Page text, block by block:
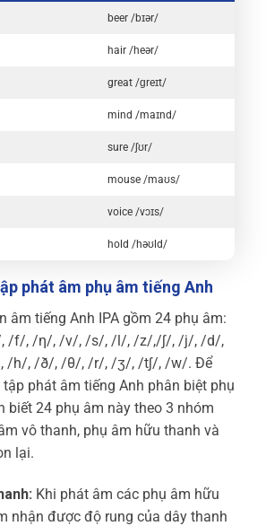
beer /bɪər/
hair /heər/
great /ɡreɪt/
mind /maɪnd/
sure /ʃʊr/
mouse /maʊs/
voice /vɔɪs/
hold /həʊld/
phát âm phụ âm tiếng Anh
âm tiếng Anh IPA gồm 24 phụ âm:
/f/, /η/, /v/, /s/, /l/, /z/,/ʃ/, /j/, /d/,
/h/, /ð/, /θ/, /r/, /ʒ/, /tʃ/, /w/. Để
phát âm tiếng Anh phân biệt phụ
biết 24 phụ âm này theo 3 nhóm
vô thanh, phụ âm hữu thanh và
lại.
Khi phát âm các phụ âm hữu
nhận được độ rung của dây thanh